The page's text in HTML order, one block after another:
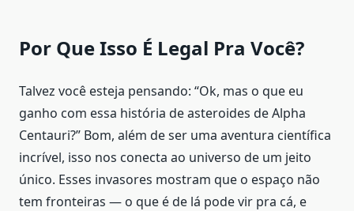
Por Que Isso É Legal Pra Você?
Talvez você esteja pensando: “Ok, mas o que eu
ganho com essa história de asteroides de Alpha
Centauri?” Bom, além de ser uma aventura científica
incrível, isso nos conecta ao universo de um jeito
único. Esses invasores mostram que o espaço não
tem fronteiras — o que é de lá pode vir pra cá, e